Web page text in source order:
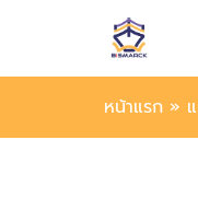
หน้าแรก »